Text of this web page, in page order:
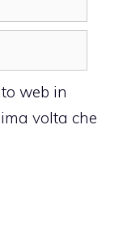
web in
volta che